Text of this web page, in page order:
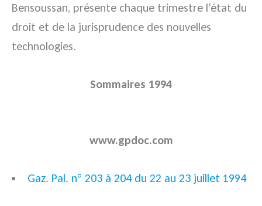
Bensoussan, présente chaque trimestre l’état du
droit et de la jurisprudence des nouvelles
technologies.
Sommaires 1994
www.gpdoc.com
Gaz. Pal. n° 203 à 204 du 22 au 23 juillet 1994